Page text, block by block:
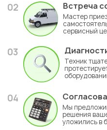
02 Встреча
Мастер
сервисный
03
Техник
04
Мы
решения
уложились в